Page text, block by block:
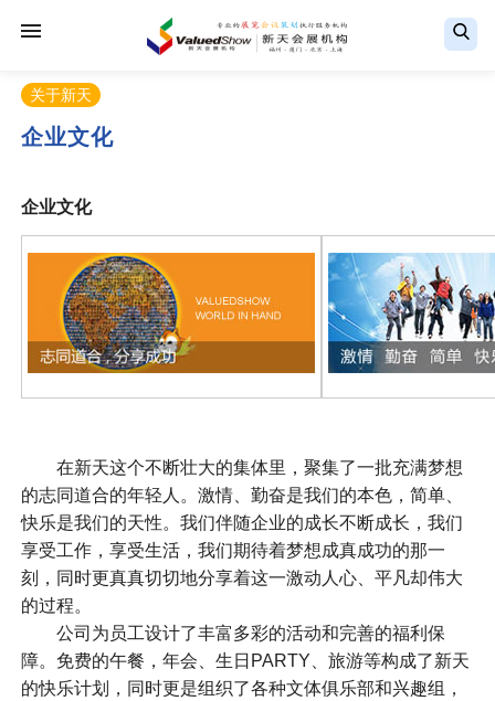
关于新天
企业文化
企业文化
在新天这个不断壮大的集体里，聚集了一批充满梦想
的志同道合的年轻人。激情、勤奋是我们的本色，简单、
快乐是我们的天性。我们伴随企业的成长不断成长，我们
享受工作，享受生活，我们期待着梦想成真成功的那一
刻，同时更真真切切地分享着这一激动人心、平凡却伟大
的过程。
公司为员工设计了丰富多彩的活动和完善的福利保
障。免费的午餐，年会、生日PARTY、旅游等构成了新天
的快乐计划，同时更是组织了各种文体俱乐部和兴趣组，